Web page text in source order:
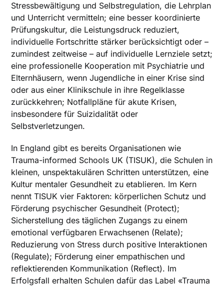
Stressbewältigung und Selbstregulation, die Lehrplan
und Unterricht vermitteln; eine besser koordinierte
Prüfungskultur, die Leistungsdruck reduziert,
individuelle Fortschritte stärker berücksichtigt oder –
zumindest zeitweise – auf individuelle Lernziele setzt;
eine professionelle Kooperation mit Psychiatrie und
Elternhäusern, wenn Jugendliche in einer Krise sind
oder aus einer Klinikschule in ihre Regelklasse
zurückkehren; Notfallpläne für akute Krisen,
insbesondere für Suizidalität oder
Selbstverletzungen.
In England gibt es bereits Organisationen wie
Trauma-informed Schools UK (TISUK), die Schulen in
kleinen, unspektakulären Schritten unterstützen, eine
Kultur mentaler Gesundheit zu etablieren. Im Kern
nennt TISUK vier Faktoren: körperlichen Schutz und
Förderung psychischer Gesundheit (Protect);
Sicherstellung des täglichen Zugangs zu einem
emotional verfügbaren Erwachsenen (Relate);
Reduzierung von Stress durch positive Interaktionen
(Regulate); Förderung einer empathischen und
reflektierenden Kommunikation (Reflect). Im
Erfolgsfall erhalten Schulen dafür das Label «Trauma